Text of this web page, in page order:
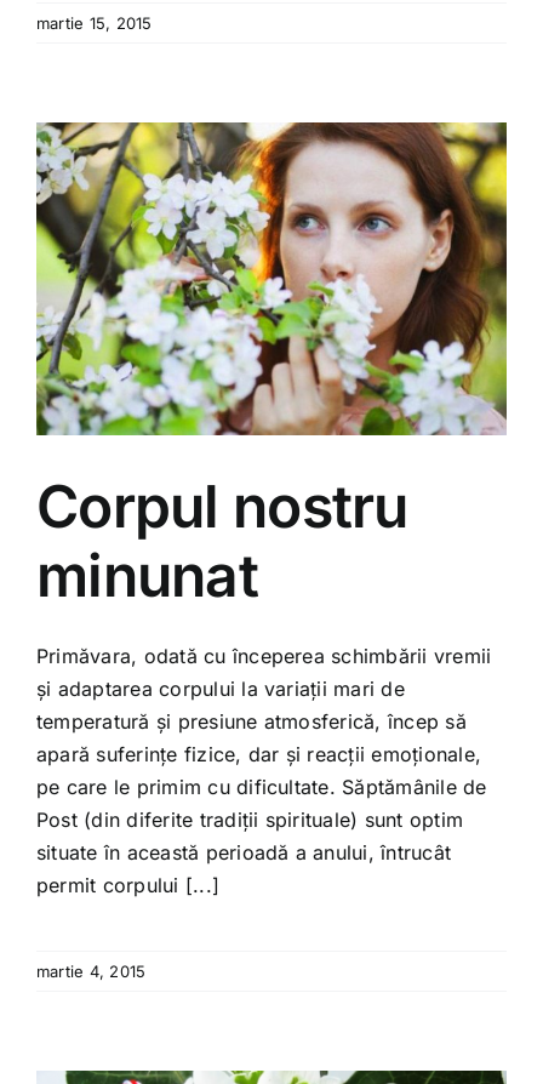
martie 15, 2015
Corpul nostru
minunat
Primăvara, odată cu începerea schimbării vremii
și adaptarea corpului la variații mari de
temperatură și presiune atmosferică, încep să
apară suferințe fizice, dar și reacții emoționale,
pe care le primim cu dificultate. Săptămânile de
Post (din diferite tradiții spirituale) sunt optim
situate în această perioadă a anului, întrucât
permit corpului [...]
martie 4, 2015